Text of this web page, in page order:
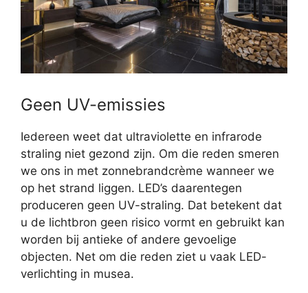
Geen UV-emissies
Iedereen weet dat ultraviolette en infrarode
straling niet gezond zijn. Om die reden smeren
we ons in met zonnebrandcrème wanneer we
op het strand liggen. LED’s daarentegen
produceren geen UV-straling. Dat betekent dat
u de lichtbron geen risico vormt en gebruikt kan
worden bij antieke of andere gevoelige
objecten. Net om die reden ziet u vaak LED-
verlichting in musea.